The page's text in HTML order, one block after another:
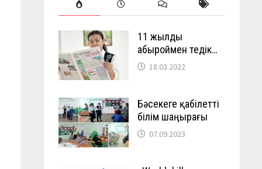
11 жылды
абыроймен өтедік…
18.03.2022
Бәсекеге қабілетті
білім шаңырағы
07.09.2023